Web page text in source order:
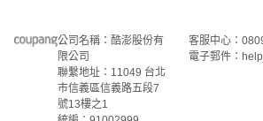
公司名稱：酷澎股份有
限公司
聯繫地址：11049 台北
市信義區信義路五段7
號13樓之1
客服中心：
電子郵件：